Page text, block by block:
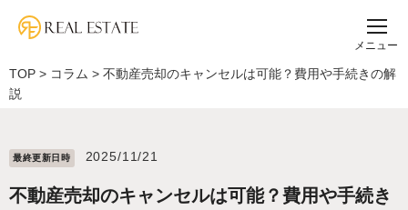
メニュー
TOP > コラム > 不動産売却のキャンセルは可能？費用や手続きの解
説
最終更新⽇時 2025/11/21
不動産売却のキャンセルは可能？費用や手続き